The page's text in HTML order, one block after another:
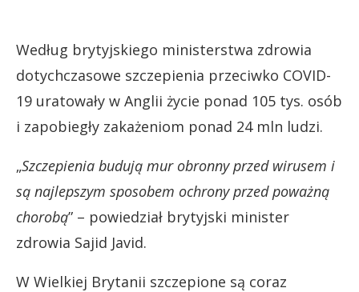
Według brytyjskiego ministerstwa zdrowia
dotychczasowe szczepienia przeciwko COVID-
19 uratowały w Anglii życie ponad 105 tys. osób
i zapobiegły zakażeniom ponad 24 mln ludzi.
„Szczepienia budują mur obronny przed wirusem i
są najlepszym sposobem ochrony przed poważną
chorobą” – powiedział brytyjski minister
zdrowia Sajid Javid.
W Wielkiej Brytanii szczepione są coraz